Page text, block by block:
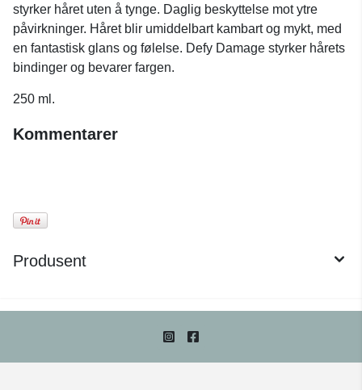
styrker håret uten å tynge. Daglig beskyttelse mot ytre
påvirkninger. Håret blir umiddelbart kambart og mykt, med
en fantastisk glans og følelse. Defy Damage styrker hårets
bindinger og bevarer fargen.
250 ml.
Kommentarer
Produsent